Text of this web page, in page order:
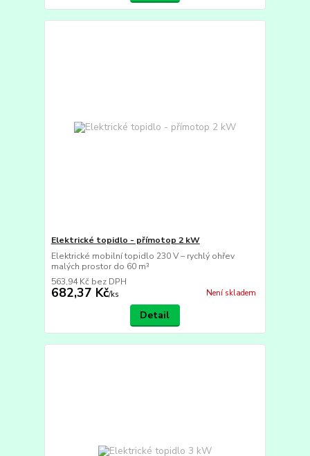
Elektrické topidlo - přímotop 2 kW
Elektrické mobilní topidlo 230 V – rychlý ohřev
malých prostor do 60 m³
682,37 Kč/ks
563,94 Kč bez DPH
Není skladem
Detail